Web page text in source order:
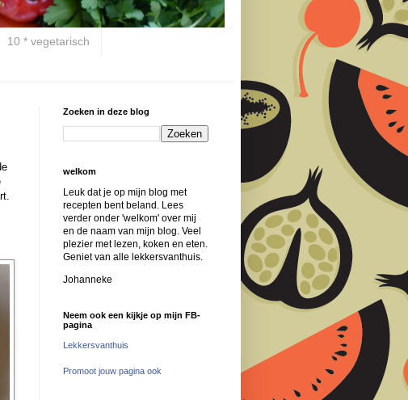
10 * vegetarisch
Zoeken in deze blog
welkom
Leuk dat je op mijn blog met
recepten bent beland. Lees
verder onder 'welkom' over mij
en de naam van mijn blog. Veel
plezier met lezen, koken en eten.
Geniet van alle lekkersvanthuis.
Johanneke
Neem ook een kijkje op mijn FB-
pagina
Lekkersvanthuis
Promoot jouw pagina ook